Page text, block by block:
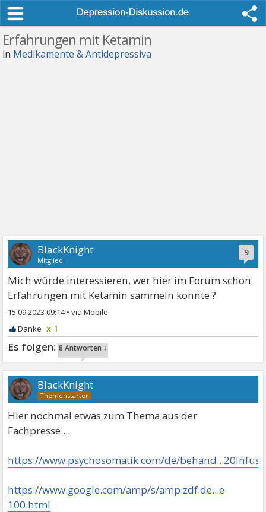
Erfahrungen mit Ketamin
in Medikamente & Antidepressiva
9
BlackKnight
Mitglied
Mich würde interessieren, wer hier im Forum schon
Erfahrungen mit Ketamin sammeln konnte ?
15.09.2023 09:14•
x 1
8 Antworten ↓
BlackKnight
Hier nochmal etwas zum Thema aus der
Fachpresse....
https://www.psychosomatik.com/de/
https://www.google.com/amp/s/amp.zdf.de...e-
100.html